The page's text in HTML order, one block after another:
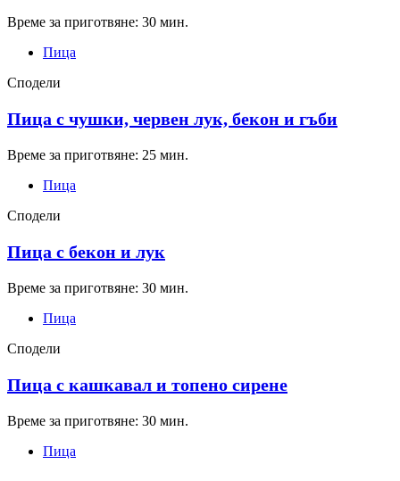
Време за приготвяне: 30 мин.
Пица
Сподели
Пица с чушки, червен лук, бекон и гъби
Време за приготвяне: 25 мин.
Пица
Сподели
Пица с бекон и лук
Време за приготвяне: 30 мин.
Пица
Сподели
Пица с кашкавал и топено сирене
Време за приготвяне: 30 мин.
Пица